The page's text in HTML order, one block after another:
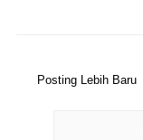
Posting Lebih Baru